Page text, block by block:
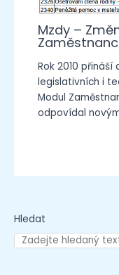
Mzdy –
Rok 2010 přináší
legislativních i
Modul
odpovídal
Hledat